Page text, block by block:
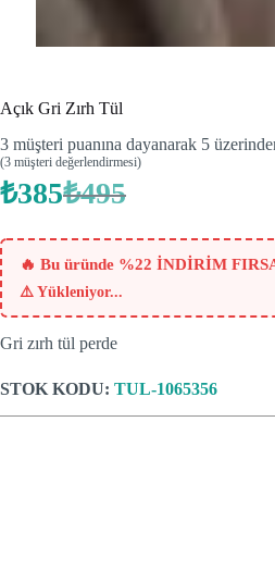
Açık Gri Zırh Tül
3 müşteri puanına dayanarak 5
(3 müşteri değerlendirmesi)
₺495
Orijinal
₺495.
₺385Şu
fiyat:
₺385.
🔥 Bu üründe %22 İNDİRİM
⚠️ Yükleniyor...
Gri zırh tül perde
STOK KODU: TUL-1065356